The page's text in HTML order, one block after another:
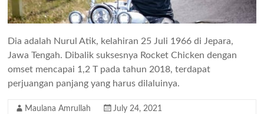
Dia adalah Nurul Atik, kelahiran 25 Juli 1966 di Jepara,
Jawa Tengah. Dibalik suksesnya Rocket Chicken dengan
omset mencapai 1,2 T pada tahun 2018, terdapat
perjuangan panjang yang harus dilaluinya.
Maulana Amrullah July 24, 2021